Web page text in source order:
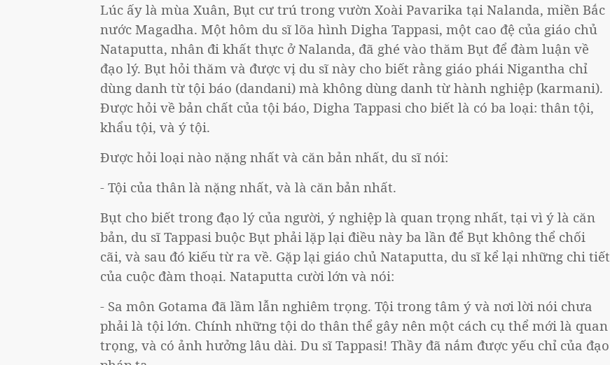
Lúc ấy là mùa Xuân, Bụt cư trú trong vườn Xoài Pavarika tại Nalanda, miền Bắc
nước Magadha. Một hôm du sĩ lõa hình Digha Tappasi, một cao đệ của giáo chủ
Nataputta, nhân đi khất thực ở Nalanda, đã ghé vào thăm Bụt để đàm luận về
đạo lý. Bụt hỏi thăm và được vị du sĩ này cho biết rằng giáo phái Nigantha chỉ
dùng danh từ tội báo (dandani) mà không dùng danh từ hành nghiệp (karmani).
Được hỏi về bản chất của tội báo, Digha Tappasi cho biết là có ba loại: thân tội,
khẩu tội, và ý tội.
Được hỏi loại nào nặng nhất và căn bản nhất, du sĩ nói:
- Tội của thân là nặng nhất, và là căn bản nhất.
Bụt cho biết trong đạo lý của người, ý nghiệp là quan trọng nhất, tại vì ý là căn
bản, du sĩ Tappasi buộc Bụt phải lặp lại điều này ba lần để Bụt không thể chối
cãi, và sau đó kiếu từ ra về. Gặp lại giáo chủ Nataputta, du sĩ kể lại những chi tiết
của cuộc đàm thoại. Nataputta cười lớn và nói:
- Sa môn Gotama đã lầm lẫn nghiêm trọng. Tội trong tâm ý và nơi lời nói chưa
phải là tội lớn. Chính những tội do thân thể gây nên một cách cụ thể mới là quan
trọng, và có ảnh hưởng lâu dài. Du sĩ Tappasi! Thầy đã nắm được yếu chỉ của đạo